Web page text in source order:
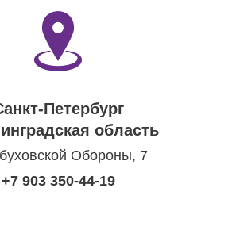
Петербург
область
Обороны, 7
+7 903 350-44-19